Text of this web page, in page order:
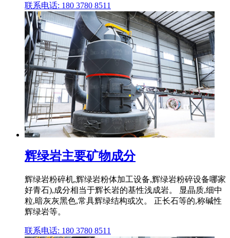
联系电话: 180 3780 8511
辉绿岩主要矿物成分
辉绿岩粉碎机,辉绿岩粉体加工设备,辉绿岩粉碎设备哪家
好青石),成分相当于辉长岩的基性浅成岩。 显晶质,细中
粒,暗灰灰黑色,常具辉绿结构或次。 正长石等的,称碱性
辉绿岩等。
联系电话: 180 3780 8511